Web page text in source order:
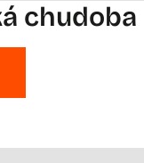
chudoba